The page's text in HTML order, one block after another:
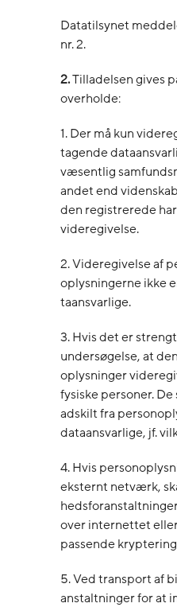
Datatilsynet
nr. 2.
2.Tilladelsen gives
overholde:
1. Der må kun
tagende
væsentlig
andet end
den registrerede
videregivelse.
2. Videregivelse af
oplysningerne ikke
taansvarlige.
3. Hvis det er
undersøgelse, at
oplysninger
fysiske personer.
adskilt fra
dataansvarlige, jf.
4. Hvis
eksternt netværk,
over internettet
passende
5. Ved transport af
anstaltninger for at